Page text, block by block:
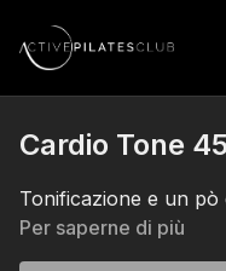
Cardio Tone
Tonificazione e un pò
Per saperne di più